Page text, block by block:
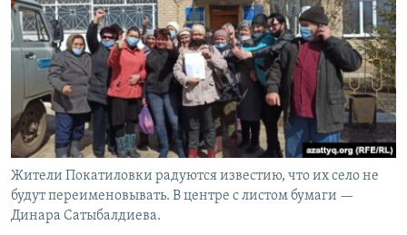
Жители Покатиловки радуются известию, что их село не
будут переименовывать. В центре с листом бумаги —
Динара Сатыбалдиева.